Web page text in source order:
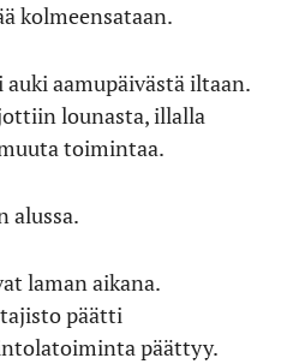
kolmeensataan.
aamupäivästä iltaan.
lounasta, illalla
toimintaa.
alussa.
laman aikana.
päätti
päättyy.